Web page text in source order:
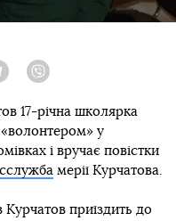
Telegram
17-річна школярка
у
і вручає повістки
мерії Курчатова.
Курчатов приїздить до